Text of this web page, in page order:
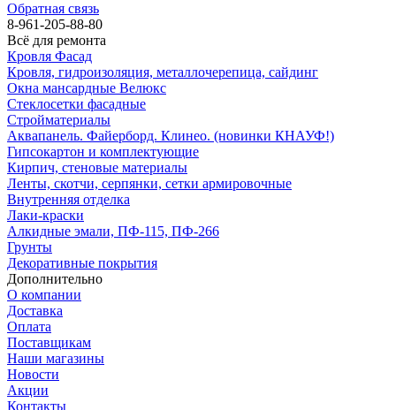
Обратная связь
8-961-205-88-80
Всё для ремонта
Кровля Фасад
Кровля, гидроизоляция, металлочерепица, сайдинг
Окна мансардные Велюкс
Стеклосетки фасадные
Стройматериалы
Аквапанель. Файерборд. Клинео. (новинки КНАУФ!)
Гипсокартон и комплектующие
Кирпич, стеновые материалы
Ленты, скотчи, серпянки, сетки армировочные
Внутренняя отделка
Лаки-краски
Алкидные эмали, ПФ-115, ПФ-266
Грунты
Декоративные покрытия
Дополнительно
О компании
Доставка
Оплата
Поставщикам
Наши магазины
Новости
Акции
Контакты